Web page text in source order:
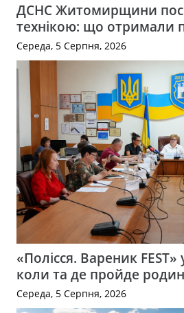
ДСНС Житомирщини
технікою: що отримали
Середа, 5 Серпня, 2026
«Полісся. Вареник
коли та де пройде
Середа, 5 Серпня, 2026